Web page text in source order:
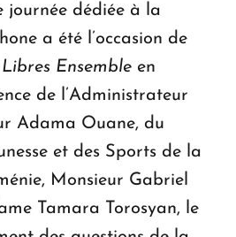
journée dédiée à la
a été l’occasion de
Libres Ensemble en
de l’Administrateur
Adama Ouane, du
et des Sports de la
Monsieur Gabriel
Tamara Torosyan, le